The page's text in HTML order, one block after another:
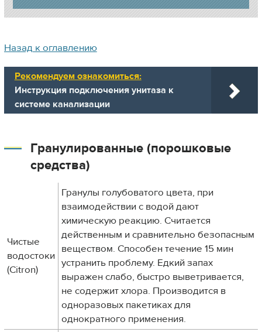
Назад к оглавлению
Рекомендуем ознакомиться:
Инструкция подключения унитаза к
системе канализации
Гранулированные (порошковые
средства)
Чистые
водостоки
(Citron)
Гранулы голубоватого цвета, при
взаимодействии с водой дают
химическую реакцию. Считается
действенным и сравнительно безопасным
веществом. Способен течение 15 мин
устранить проблему. Едкий запах
выражен слабо, быстро выветривается,
не содержит хлора. Производится в
одноразовых пакетиках для
однократного применения.